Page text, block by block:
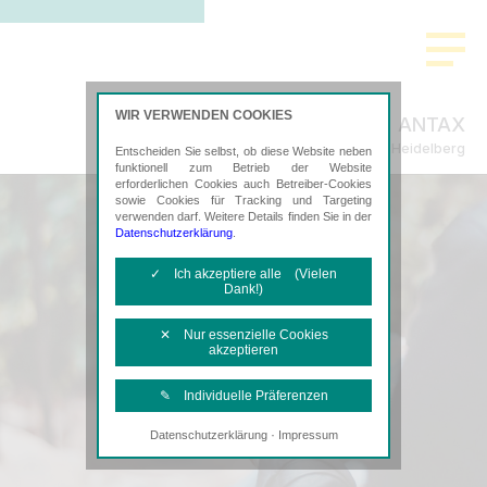
ANTAX
Steuerberatung in Heidelberg
WIR VERWENDEN COOKIES
Entscheiden Sie selbst, ob diese Website neben
funktionell zum Betrieb der Website
erforderlichen Cookies auch Betreiber-Cookies
sowie Cookies für Tracking und Targeting
verwenden darf. Weitere Details finden Sie in der
Datenschutzerklärung
✓ Ich akzeptiere alle (Vielen
Dank!)
✕ Nur essenzielle Cookies
akzeptieren
✎ Individuelle Präferenzen
Notwendige Cookies
Diese Cookies sind erforderlich, um die
Datenschutzerklärung· Impressum